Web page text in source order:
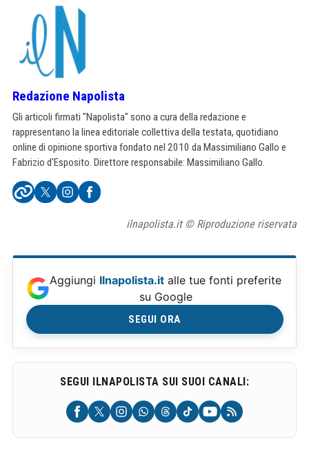
Redazione Napolista
Gli articoli firmati "Napolista" sono a cura della redazione e
rappresentano la linea editoriale collettiva della testata, quotidiano
online di opinione sportiva fondato nel 2010 da Massimiliano Gallo e
Fabrizio d'Esposito. Direttore responsabile: Massimiliano Gallo.
ilnapolista.it © Riproduzione riservata
Aggiungi Ilnapolista.it alle tue fonti preferite
su Google
SEGUI ORA
SEGUI ILNAPOLISTA SUI SUOI CANALI: